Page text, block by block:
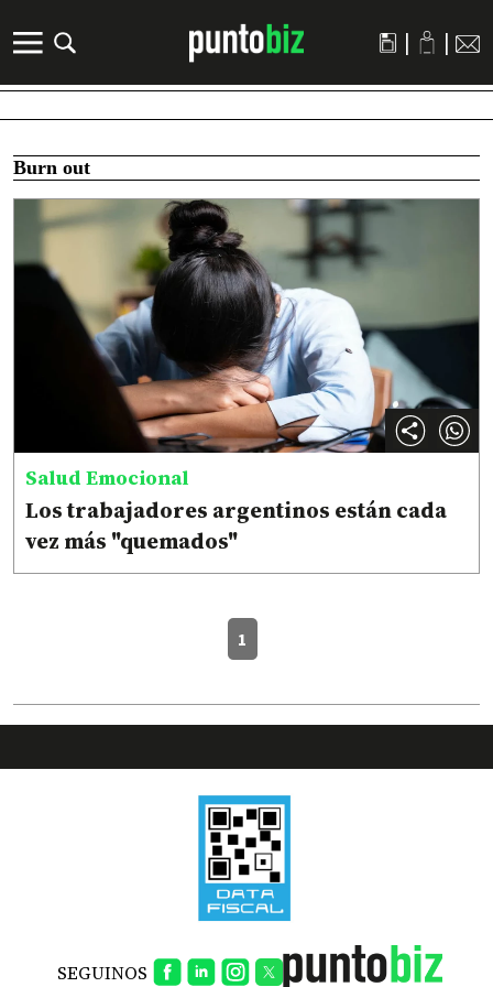
| |
Burn out
Salud Emocional
Los trabajadores argentinos están cada
vez más "quemados"
1
SEGUINOS